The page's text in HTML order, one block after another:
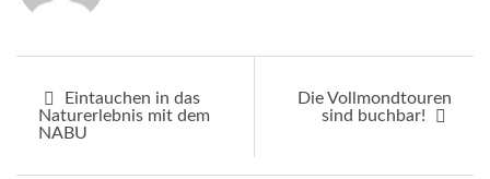
Eintauchen in das
Naturerlebnis mit dem
NABU
Die Vollmondtouren
sind buchbar!